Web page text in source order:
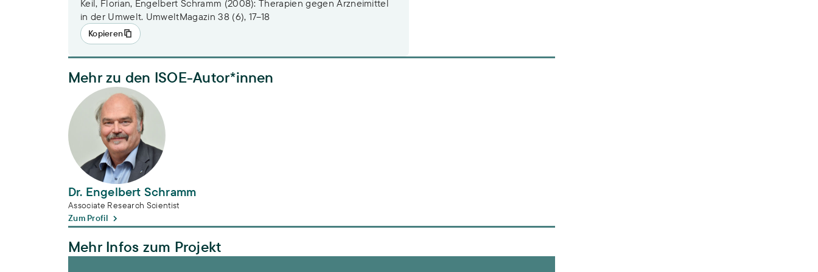
Keil, Florian, Engelbert Schramm (2008): Therapien gegen Arzneimittel
in der Umwelt. UmweltMagazin 38 (6), 17–18
Kopieren
Mehr zu den ISOE-Autor*innen
Dr. Engelbert Schramm
Dr. Engelbert Schramm
Associate Research Scientist
Zum Profil
Mehr Infos zum Projekt